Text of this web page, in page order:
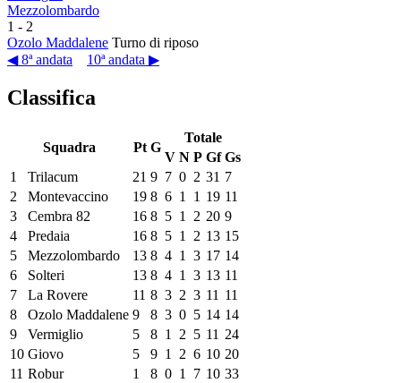
Mezzolombardo
1 - 2
Ozolo Maddalene Turno di riposo
◀ 8ª andata
10ª andata ▶
Classifica
Squadra Pt G
Totale
V N P Gf Gs
1
Trilacum 21 9 7 0 2 31 7
2
Montevaccino 19 8 6 1 1 19 11
3
Cembra 82 16 8 5 1 2 20 9
4
Predaia 16 8 5 1 2 13 15
5
Mezzolombardo 13 8 4 1 3 17 14
6
Solteri 13 8 4 1 3 13 11
7
La Rovere 11 8 3 2 3 11 11
8
Ozolo Maddalene 9 8 3 0 5 14 14
9
Vermiglio 5 8 1 2 5 11 24
10 Giovo 5 9 1 2 6 10 20
11 Robur 1 8 0 1 7 10 33